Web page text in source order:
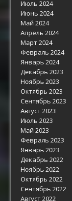
Июль 2024
Июнь 2024
Май 2024
Апрель 2024
Март 2024
Февраль 2024
Январь 2024
Декабрь 2023
Ноябрь 2023
Октябрь 2023
Сентябрь 2023
Август 2023
Июль 2023
Май 2023
Февраль 2023
Январь 2023
Декабрь 2022
Ноябрь 2022
Октябрь 2022
Сентябрь 2022
Август 2022